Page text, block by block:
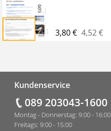
3,80 € 4,52 €
Kundenservice
089 203043-1600
Montag - Donnerstag: 9:00 - 16:00
Freitags: 9:00 - 15:00